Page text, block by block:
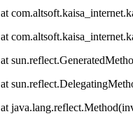
at
at
at
at
at